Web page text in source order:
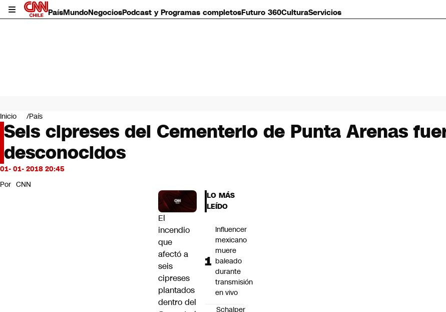
PaísMundoNegociosPodcast y Programas completosFuturo 360CulturaServicios
Mundo
Negocios
Deportes
Programas completos
Cultura
Servicios
Bits
CNN Data
Inicio País
Seis cipreses del Cementerio de Punta Arenas
desconocidos
01- 01- 2018 20:45
Por CNN
El
incendio
que
afectó a
seis
cipreses
plantados
dentro del
LO MÁS
LEÍDO
Influencer
mexicano
muere
baleado
durante
transmisión
en vivo
Schalper